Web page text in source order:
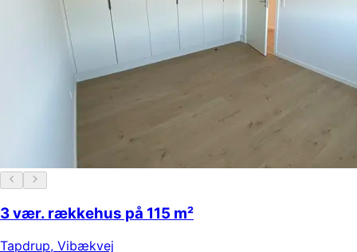
3 vær. rækkehus på 115 m²
Tapdrup, Vibækvej